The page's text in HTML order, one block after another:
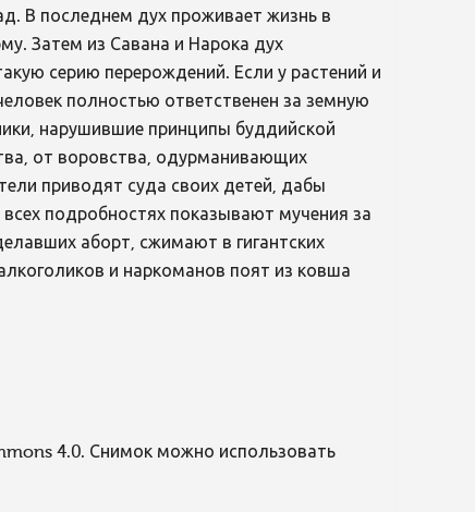
В последнем дух проживает жизнь в
Затем из Савана и Нарока дух
серию перерождений. Если у растений и
полностью ответственен за земную
нарушившие принципы буддийской
от воровства, одурманивающих
приводят суда своих детей, дабы
подробностях показывают мучения за
аборт, сжимают в гигантских
и наркоманов поят из ковша
4.0. Снимок можно использовать